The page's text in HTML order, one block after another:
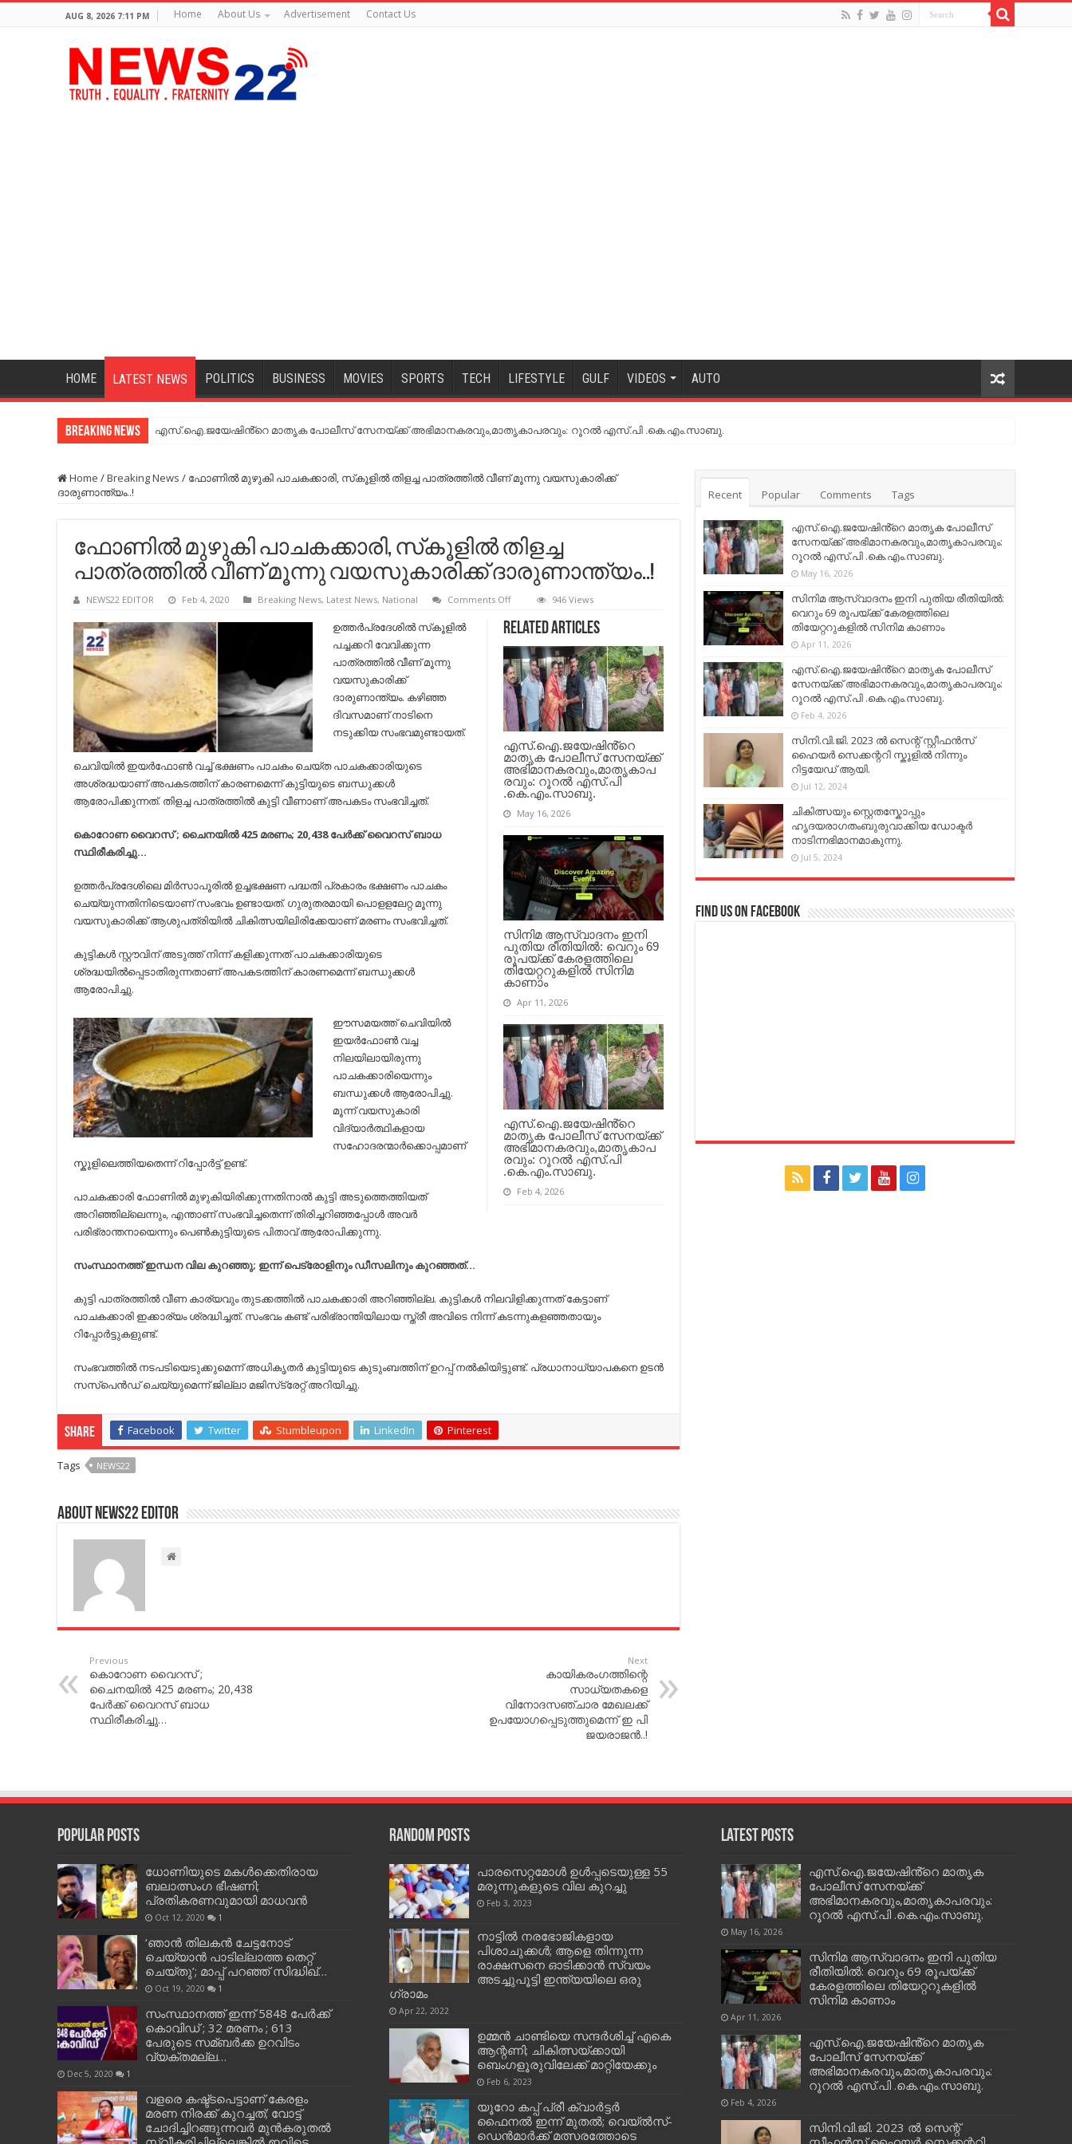
AUG 8, 2026 7:11 PM Home About Us Advertisement Contact Us
HOME LATEST NEWS POLITICS BUSINESS MOVIES SPORTS TECH LIFESTYLE GULF VIDEOS AUTO
Breaking News എസ്.ഐ.ജയേഷിൻ്റെ മാതൃക പോലീസ് സേനയ്ക്ക് അഭിമാനകരവും,മാതൃകാപരവും: റൂറൽ എസ്.പി .കെ.എം.സാബു.
Home /Breaking News / ഫോണില്‍ മുഴുകി പാചകക്കാരി, സ്‌കൂളില്‍ തിളച്ച പാത്രത്തില്‍ വീണ് മൂന്നു വയസുകാരിക്ക്
ദാരുണാന്ത്യം..!
ഫോണില്‍ മുഴുകി പാചകക്കാരി, സ്‌കൂളില്‍ തിളച്ച
പാത്രത്തില്‍ വീണ് മൂന്നു വയസുകാരിക്ക് ദാരുണാന്ത്യം..!
NEWS22 EDITOR Feb 4, 2020 Breaking News, Latest News, National Comments Offon
മുഴുകി
പാചകക്കാരി,
സ്‌കൂളില്‍
തിളച്ച
പാത്രത്തില്‍
വീണ്
മൂന്നു
വയസുകാരിക്ക്
ദാരുണാന്ത്യം..!
946 Views
Related Articles
എസ്.ഐ.ജയേഷിൻ്റെ
മാതൃക പോലീസ് സേനയ്ക്ക്
അഭിമാനകരവും,മാതൃകാപ
രവും: റൂറൽ എസ്.പി
.കെ.എം.സാബു.
May 16, 2026
സിനിമ ആസ്വാദനം ഇനി
പുതിയ രീതിയിൽ: വെറും 69
രൂപയ്ക്ക് കേരളത്തിലെ
തിയേറ്ററുകളിൽ സിനിമ
കാണാം
Apr 11, 2026
എസ്.ഐ.ജയേഷിൻ്റെ
മാതൃക പോലീസ് സേനയ്ക്ക്
അഭിമാനകരവും,മാതൃകാപ
രവും: റൂറൽ എസ്.പി
.കെ.എം.സാബു.
Feb 4, 2026
ഉത്തര്‍പ്രദേശില്‍ സ്‌കൂളില്‍
പച്ചക്കറി വേവിക്കുന്ന
പാത്രത്തില്‍ വീണ് മൂന്നു
വയസുകാരിക്ക്
ദാരുണാന്ത്യം. കഴിഞ്ഞ
ദിവസമാണ് നാടിനെ
നടുക്കിയ സംഭവമുണ്ടായത്.
ചെവിയില്‍ ഇയര്‍ഫോണ്‍ വച്ച്‌ ഭക്ഷണം പാചകം ചെയ്ത പാചകക്കാരിയുടെ
അശ്രദ്ധയാണ് അപകടത്തിന് കാരണമെന്ന് കുട്ടിയുടെ ബന്ധുക്കള്‍
ആരോപിക്കുന്നത്. തിളച്ച പാത്രത്തില്‍ കുട്ടി വീണാണ് അപകടം സംഭവിച്ചത്.
കൊറോണ വൈറസ് ; ചൈനയില്‍ 425 മരണം; 20,438 പേര്‍ക്ക് വൈറസ് ബാധ
സ്ഥിരീകരിച്ചു…
ഉത്തര്‍പ്രദേശിലെ മിര്‍സാപൂരില്‍ ഉച്ചഭക്ഷണ പദ്ധതി പ്രകാരം ഭക്ഷണം പാചകം
ചെയ്യുന്നതിനിടെയാണ് സംഭവം ഉണ്ടായത്. ഗുരുതരമായി പൊളളലേറ്റ മൂന്നു
വയസുകാരിക്ക് ആശുപത്രിയില്‍ ചികിത്സയിലിരിക്കേയാണ് മരണം സംഭവിച്ചത്.
കുട്ടികള്‍ സ്റ്റൗവിന് അടുത്ത് നിന്ന് കളിക്കുന്നത് പാചകക്കാരിയുടെ
ശ്രദ്ധയില്‍പ്പെടാതിരുന്നതാണ് അപകടത്തിന് കാരണമെന്ന് ബന്ധുക്കള്‍
ആരോപിച്ചു.
ഈസമയത്ത് ചെവിയില്‍
ഇയര്‍ഫോണ്‍ വച്ച
നിലയിലായിരുന്നു
പാചകക്കാരിയെന്നും
ബന്ധുക്കള്‍ ആരോപിച്ചു.
മൂന്ന് വയസുകാരി
വിദ്യാര്‍ത്ഥികളായ
സഹോദരന്മാര്‍ക്കൊപ്പമാണ്
സ്കൂളിലെത്തിയതെന്ന് റിപ്പോര്‍ട്ട് ഉണ്ട്.
പാചകക്കാരി ഫോണില്‍ മുഴുകിയിരിക്കുന്നതിനാല്‍ കുട്ടി അടുത്തെത്തിയത്
അറിഞ്ഞില്ലെന്നും, എന്താണ് സംഭവിച്ചതെന്ന് തിരിച്ചറിഞ്ഞപ്പോള്‍ അവര്‍
പരിഭ്രാന്തനായെന്നും പെണ്‍കുട്ടിയുടെ പിതാവ് ആരോപിക്കുന്നു.
സംസ്ഥാനത്ത് ഇ​ന്ധ​ന​ വി​ല​ കുറഞ്ഞു; ഇന്ന് പെട്രോളിനും ഡീസലിനും കുറഞ്ഞത്…
കുട്ടി പാത്രത്തില്‍ വീണ കാര്യവും തുടക്കത്തില്‍ പാചകക്കാരി അറിഞ്ഞില്ല. കുട്ടികള്‍ നിലവിളിക്കുന്നത് കേട്ടാണ്
പാചകക്കാരി ഇക്കാര്യം ശ്രദ്ധിച്ചത്. സംഭവം കണ്ട് പരിഭ്രാന്തിയിലായ സ്ത്രീ അവിടെ നിന്ന് കടന്നുകളഞ്ഞതായും
റിപ്പോര്‍ട്ടുകളുണ്ട്.
സംഭവത്തില്‍ നടപടിയെടുക്കുമെന്ന് അധികൃതര്‍ കുട്ടിയുടെ കുടുംബത്തിന് ഉറപ്പ് നല്‍കിയിട്ടുണ്ട്. പ്രധാനാധ്യാപകനെ ഉടന്‍
സസ്‌പെന്‍ഡ് ചെയ്യുമെന്ന് ജില്ലാ മജിസ്‌ട്രേറ്റ് അറിയിച്ചു.
Share Facebook Twitter Stumbleupon LinkedIn Pinterest
Tags NEWS22
About NEWS22 EDITOR
Previous
കൊറോണ വൈറസ് ;
ചൈനയില്‍ 425 മരണം; 20,438
പേര്‍ക്ക് വൈറസ് ബാധ
സ്ഥിരീകരിച്ചു…
Next
കായികരംഗത്തിന്റെ
സാധ്യതകളെ
വിനോദസഞ്ചാര മേഖലക്ക്
ഉപയോഗപ്പെടുത്തുമെന്ന് ഇ പി
ജയരാജന്‍..!
Recent Popular Comments Tags
എസ്.ഐ.ജയേഷിൻ്റെ മാതൃക പോലീസ്
സേനയ്ക്ക് അഭിമാനകരവും,മാതൃകാപരവും:
റൂറൽ എസ്.പി .കെ.എം.സാബു.
May 16, 2026
സിനിമ ആസ്വാദനം ഇനി പുതിയ രീതിയിൽ:
വെറും 69 രൂപയ്ക്ക് കേരളത്തിലെ
തിയേറ്ററുകളിൽ സിനിമ കാണാം
Apr 11, 2026
എസ്.ഐ.ജയേഷിൻ്റെ മാതൃക പോലീസ്
സേനയ്ക്ക് അഭിമാനകരവും,മാതൃകാപരവും:
റൂറൽ എസ്.പി .കെ.എം.സാബു.
Feb 4, 2026
സിനി.വി.ജി. 2023 ൽ സെന്റ് സ്റ്റീഫൻസ്
ഹൈയർ സെക്കന്ററി സ്കൂളിൽ നിന്നും
റിട്ടയേഡ് ആയി.
Jul 12, 2024
ചികിത്സയും സ്റ്റെതസ്കോപ്പും
ഹൃദയരാഗതംബുരുവാക്കിയ ഡോക്ടർ
നാടിന്നഭിമാനമാകുന്നു.
Jul 5, 2024
Find us on Facebook
Popular Posts
ധോണിയുടെ മകള്‍ക്കെതിരായ
ബലാത്സംഗ ഭീഷണി;
പ്രതികരണവുമായി മാധവന്‍
Oct 12, 2020 1
‘ഞാന്‍ തിലകന്‍ ചേട്ടനോട്
ചെയ്യാന്‍ പാടില്ലാത്ത തെറ്റ്
ചെയ്തു’; മാപ്പ് പറഞ്ഞ് സിദ്ധിഖ്…
Oct 19, 2020 1
സംസ്ഥാനത്ത് ഇന്ന് 5848 പേര്‍ക്ക്
കൊവി‌ഡ് ; 32 മരണം ; 613
പേരുടെ സമ്ബര്‍ക്ക ഉറവിടം
വ്യക്തമല്ല…
Dec 5, 2020 1
വളരെ കഷ്ട്ടപെട്ടാണ് കേരളം
മരണ നിരക്ക് കുറച്ചത്; വോട്ട്
ചോദിച്ചിറങ്ങുന്നവർ മുൻകരുതൽ
Random Posts
പാരസെറ്റമോൾ ഉൾപ്പടെയുള്ള 55
മരുന്നുകളുടെ വില കുറച്ചു
Feb 3, 2023
നാട്ടില്‍ നരഭോജികളായ
പിശാചുക്കള്‍; ആളെ തിന്നുന്ന
രാക്ഷസനെ ഓടിക്കാന്‍ സ്വയം
അടച്ചുപൂട്ടി ഇന്ത്യയിലെ ഒരു
ഗ്രാമം
Apr 22, 2022
ഉമ്മൻ ചാണ്ടിയെ സന്ദർശിച്ച് എകെ
ആന്റണി; ചികിത്സയ്ക്കായി
ബെംഗളൂരുവിലേക്ക് മാറ്റിയേക്കും
Feb 6, 2023
യൂറോ കപ്പ് പ്രീ ക്വാര്‍ട്ടര്‍
ഫൈനല്‍ ഇന്ന് മുതൽ; വെയ്ല്‍സ്-
ഡെന്‍മാര്‍ക്ക് മത്സരത്തോടെ
Latest Posts
എസ്.ഐ.ജയേഷിൻ്റെ മാതൃക
പോലീസ് സേനയ്ക്ക്
അഭിമാനകരവും,മാതൃകാപരവും:
റൂറൽ എസ്.പി .കെ.എം.സാബു.
May 16, 2026
സിനിമ ആസ്വാദനം ഇനി പുതിയ
രീതിയിൽ: വെറും 69 രൂപയ്ക്ക്
കേരളത്തിലെ തിയേറ്ററുകളിൽ
സിനിമ കാണാം
Apr 11, 2026
എസ്.ഐ.ജയേഷിൻ്റെ മാതൃക
പോലീസ് സേനയ്ക്ക്
അഭിമാനകരവും,മാതൃകാപരവും:
റൂറൽ എസ്.പി .കെ.എം.സാബു.
Feb 4, 2026
സിനി.വി.ജി. 2023 ൽ സെന്റ്